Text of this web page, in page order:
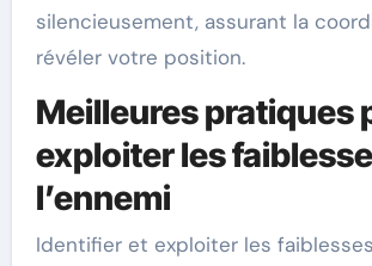
silencieusement, assurant la
révéler votre position.
Meilleures pratiques
exploiter les
l’ennemi
Identifier et exploiter les